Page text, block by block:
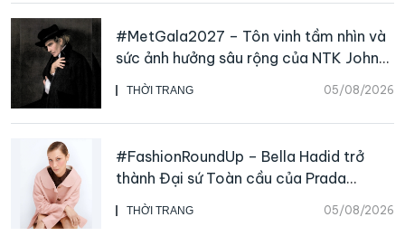
THỜI TRANG 05/08/2026
#MetGala2027 – Tôn vinh tầm nhìn và
sức ảnh hưởng sâu rộng của NTK John
Galliano
THỜI TRANG 05/08/2026
#FashionRoundUp – Bella Hadid trở
thành Đại sứ Toàn cầu của Prada
Beauty, CHANEL mua lại Charvet